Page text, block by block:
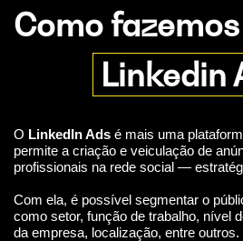
Como fazemos
Linkedin
O LinkedIn Ads é mais uma
permite a criação e veiculação de
profissionais na rede social —
Com ela, é possível segmentar o
como setor, função de trabalho, nível
da empresa, localização, entre outros.